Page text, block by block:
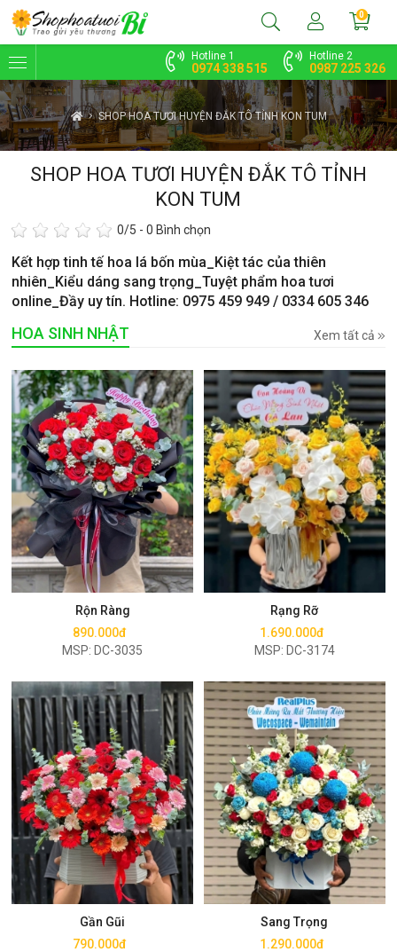
Hotline 1
0974 338 515
Hotline 2
0987 225 326
0
SHOP HOA TƯƠI HUYỆN ĐẮK TÔ TỈNH KON TUM
SHOP HOA TƯƠI HUYỆN ĐẮK TÔ TỈNH
KON TUM
0/5 -0 Bình chọn
Kết hợp tinh tế hoa lá bốn mùa_Kiệt tác của thiên
nhiên_Kiểu dáng sang trọng_Tuyệt phẩm hoa tươi
online_Đầy uy tín. Hotline: 0975 459 949 / 0334 605 346
HOA SINH NHẬT Xem tất cả
Rộn Ràng
890.000đ
MSP: DC-3035
Mua ngay
Rạng Rỡ
1.690.000đ
MSP: DC-3174
Mua ngay
Gần Gũi
790.000đ
Mua ngay
Sang Trọng
1.290.000đ
Mua ngay